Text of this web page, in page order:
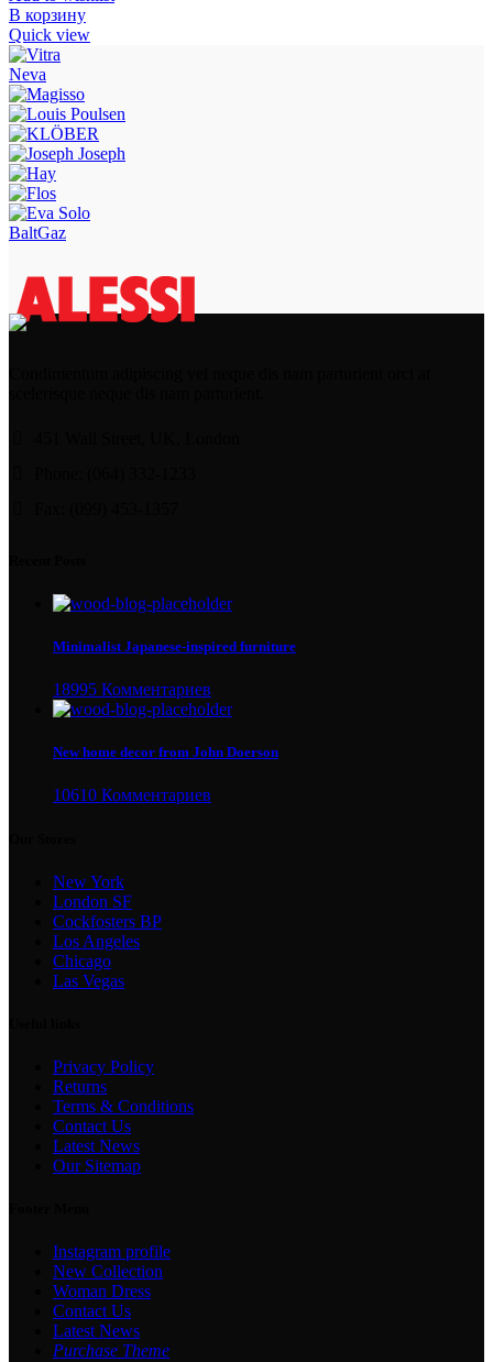
В корзину
Quick view
Neva
BaltGaz
Minimalist Japanese-inspired furniture
18995 Комментариев
New home decor from John Doerson
10610 Комментариев
New York
London SF
Cockfosters BP
Los Angeles
Chicago
Las Vegas
Privacy Policy
Returns
Terms & Conditions
Contact Us
Latest News
Our Sitemap
Instagram profile
New Collection
Woman Dress
Contact Us
Latest News
Purchase Theme